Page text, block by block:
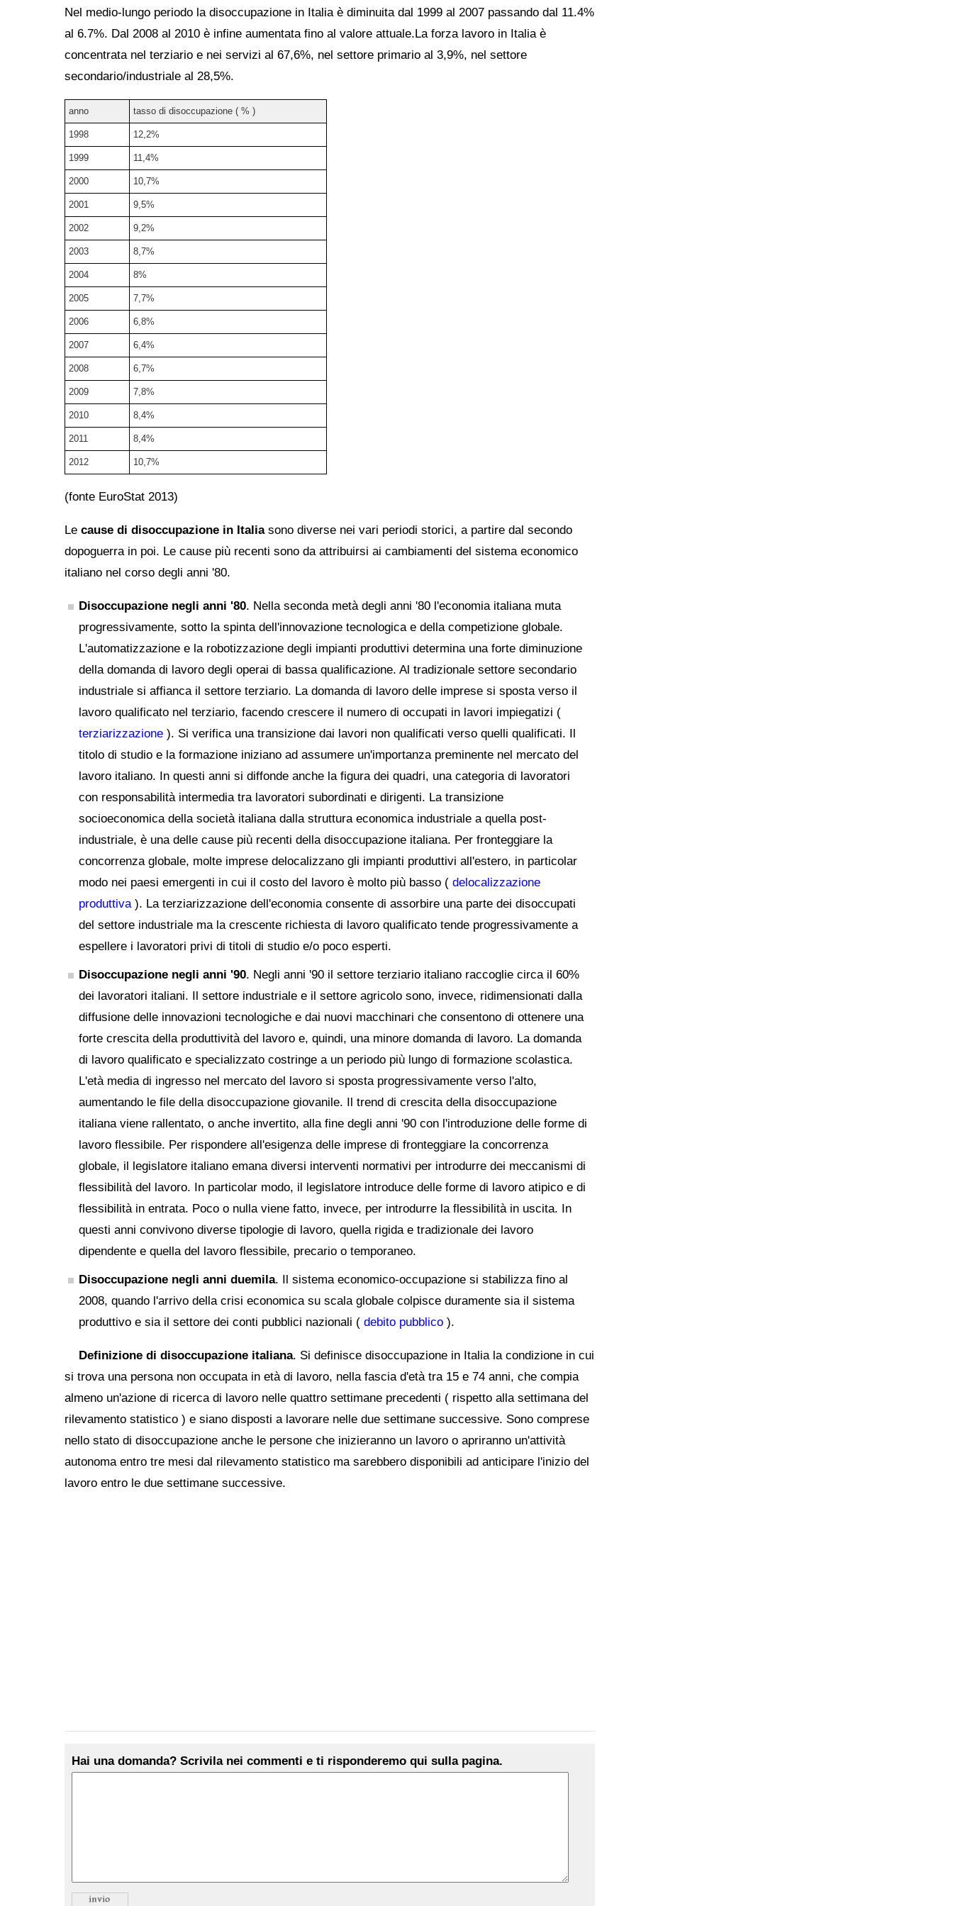
Nel medio-lungo periodo la disoccupazione in Italia è diminuita dal 1999 al 2007 passando dal 11.4%
al 6.7%. Dal 2008 al 2010 è infine aumentata fino al valore attuale.La forza lavoro in Italia è
concentrata nel terziario e nei servizi al 67,6%, nel settore primario al 3,9%, nel settore
secondario/industriale al 28,5%.
anno tasso di disoccupazione ( % )
1998 12,2%
1999 11,4%
2000 10,7%
2001 9,5%
2002 9,2%
2003 8,7%
2004 8%
2005 7,7%
2006 6,8%
2007 6,4%
2008 6,7%
2009 7,8%
2010 8,4%
2011 8,4%
2012 10,7%
(fonte EuroStat 2013)
Le cause di disoccupazione in Italiasono diverse nei vari periodi storici, a partire dal secondo
dopoguerra in poi. Le cause più recenti sono da attribuirsi ai cambiamenti del sistema economico
italiano nel corso degli anni '80.
Disoccupazione negli anni '80. Nella seconda metà degli anni '80 l'economia italiana muta
progressivamente, sotto la spinta dell'innovazione tecnologica e della competizione globale.
L'automatizzazione e la robotizzazione degli impianti produttivi determina una forte diminuzione
della domanda di lavoro degli operai di bassa qualificazione. Al tradizionale settore secondario
industriale si affianca il settore terziario. La domanda di lavoro delle imprese si sposta verso il
lavoro qualificato nel terziario, facendo crescere il numero di occupati in lavori impiegatizi (
terziarizzazione ). Si verifica una transizione dai lavori non qualificati verso quelli qualificati. Il
titolo di studio e la formazione iniziano ad assumere un'importanza preminente nel mercato del
lavoro italiano. In questi anni si diffonde anche la figura dei quadri, una categoria di lavoratori
con responsabilità intermedia tra lavoratori subordinati e dirigenti. La transizione
socioeconomica della società italiana dalla struttura economica industriale a quella post-
industriale, è una delle cause più recenti della disoccupazione italiana. Per fronteggiare la
concorrenza globale, molte imprese delocalizzano gli impianti produttivi all'estero, in particolar
modo nei paesi emergenti in cui il costo del lavoro è molto più basso ( delocalizzazione
produttiva ). La terziarizzazione dell'economia consente di assorbire una parte dei disoccupati
del settore industriale ma la crescente richiesta di lavoro qualificato tende progressivamente a
espellere i lavoratori privi di titoli di studio e/o poco esperti.
Disoccupazione negli anni '90. Negli anni '90 il settore terziario italiano raccoglie circa il 60%
dei lavoratori italiani. Il settore industriale e il settore agricolo sono, invece, ridimensionati dalla
diffusione delle innovazioni tecnologiche e dai nuovi macchinari che consentono di ottenere una
forte crescita della produttività del lavoro e, quindi, una minore domanda di lavoro. La domanda
di lavoro qualificato e specializzato costringe a un periodo più lungo di formazione scolastica.
L'età media di ingresso nel mercato del lavoro si sposta progressivamente verso l'alto,
aumentando le file della disoccupazione giovanile. Il trend di crescita della disoccupazione
italiana viene rallentato, o anche invertito, alla fine degli anni '90 con l'introduzione delle forme di
lavoro flessibile. Per rispondere all'esigenza delle imprese di fronteggiare la concorrenza
globale, il legislatore italiano emana diversi interventi normativi per introdurre dei meccanismi di
flessibilità del lavoro. In particolar modo, il legislatore introduce delle forme di lavoro atipico e di
flessibilità in entrata. Poco o nulla viene fatto, invece, per introdurre la flessibilità in uscita. In
questi anni convivono diverse tipologie di lavoro, quella rigida e tradizionale dei lavoro
dipendente e quella del lavoro flessibile, precario o temporaneo.
Disoccupazione negli anni duemila. Il sistema economico-occupazione si stabilizza fino al
2008, quando l'arrivo della crisi economica su scala globale colpisce duramente sia il sistema
produttivo e sia il settore dei conti pubblici nazionali ( debito pubblico ).
Definizione di disoccupazione italiana. Si definisce disoccupazione in Italia la condizione in cui
si trova una persona non occupata in età di lavoro, nella fascia d'età tra 15 e 74 anni, che compia
almeno un'azione di ricerca di lavoro nelle quattro settimane precedenti ( rispetto alla settimana del
rilevamento statistico ) e siano disposti a lavorare nelle due settimane successive. Sono comprese
nello stato di disoccupazione anche le persone che inizieranno un lavoro o apriranno un'attività
autonoma entro tre mesi dal rilevamento statistico ma sarebbero disponibili ad anticipare l'inizio del
lavoro entro le due settimane successive.
Hai una domanda? Scrivila nei commenti e ti risponderemo qui sulla pagina.